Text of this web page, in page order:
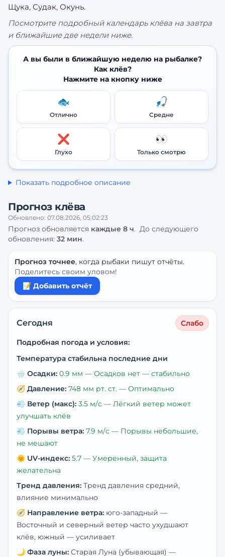
Щука, Судак, Окунь.
Посмотрите подробный календарь клёва на завтра
и ближайшие две недели ниже.
А вы были в ближайшую неделю на рыбалке?
Как клёв?
Нажмите на кнопку ниже
🐟
Отлично
🎣
Средне
❌
Глухо
👀
Только смотрю
Показать подробное описание
Прогноз клёва
Обновлено: 07.08.2026, 05:02:23
Прогноз обновляется каждые 8 ч. До следующего
обновления: 32 мин.
Прогноз точнее, когда рыбаки пишут отчёты.
Поделитесь своим уловом!
📝 Добавить отчёт
Сегодня Слабо
Подробная погода и условия:
Температура стабильна последние дни
🌧️ Осадки: 0.9 мм — Осадков нет — стабильно
🧭 Давление: 748 мм рт. ст. — Оптимально
💨 Ветер (макс): 3.5 м/с — Лёгкий ветер может
улучшать клёв
💨 Порывы ветра: 7.9 м/с — Порывы небольшие,
не мешают
🌞 UV-индекс: 5.7 — Умеренный, защита
желательна
Тренд давления: Тренд давления средний,
влияние минимально
🧭 Направление ветра: юго-западный —
Восточный и северный ветер часто ухудшают
клёв, южный — усиливает
🌙 Фаза луны: Старая Луна (убывающая) —